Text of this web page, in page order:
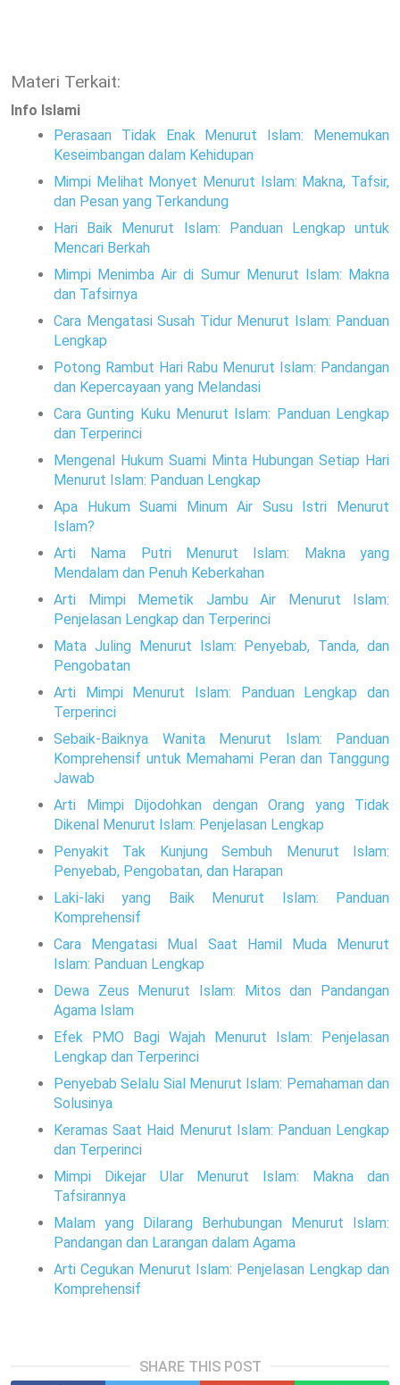
Materi Terkait:
Info Islami
Perasaan Tidak Enak Menurut Islam: Menemukan
Keseimbangan dalam Kehidupan
Mimpi Melihat Monyet Menurut Islam: Makna, Tafsir,
dan Pesan yang Terkandung
Hari Baik Menurut Islam: Panduan Lengkap untuk
Mencari Berkah
Mimpi Menimba Air di Sumur Menurut Islam: Makna
dan Tafsirnya
Cara Mengatasi Susah Tidur Menurut Islam: Panduan
Lengkap
Potong Rambut Hari Rabu Menurut Islam: Pandangan
dan Kepercayaan yang Melandasi
Cara Gunting Kuku Menurut Islam: Panduan Lengkap
dan Terperinci
Mengenal Hukum Suami Minta Hubungan Setiap Hari
Menurut Islam: Panduan Lengkap
Apa Hukum Suami Minum Air Susu Istri Menurut
Islam?
Arti Nama Putri Menurut Islam: Makna yang
Mendalam dan Penuh Keberkahan
Arti Mimpi Memetik Jambu Air Menurut Islam:
Penjelasan Lengkap dan Terperinci
Mata Juling Menurut Islam: Penyebab, Tanda, dan
Pengobatan
Arti Mimpi Menurut Islam: Panduan Lengkap dan
Terperinci
Sebaik-Baiknya Wanita Menurut Islam: Panduan
Komprehensif untuk Memahami Peran dan Tanggung
Jawab
Arti Mimpi Dijodohkan dengan Orang yang Tidak
Dikenal Menurut Islam: Penjelasan Lengkap
Penyakit Tak Kunjung Sembuh Menurut Islam:
Penyebab, Pengobatan, dan Harapan
Laki-laki yang Baik Menurut Islam: Panduan
Komprehensif
Cara Mengatasi Mual Saat Hamil Muda Menurut
Islam: Panduan Lengkap
Dewa Zeus Menurut Islam: Mitos dan Pandangan
Agama Islam
Efek PMO Bagi Wajah Menurut Islam: Penjelasan
Lengkap dan Terperinci
Penyebab Selalu Sial Menurut Islam: Pemahaman dan
Solusinya
Keramas Saat Haid Menurut Islam: Panduan Lengkap
dan Terperinci
Mimpi Dikejar Ular Menurut Islam: Makna dan
Tafsirannya
Malam yang Dilarang Berhubungan Menurut Islam:
Pandangan dan Larangan dalam Agama
Arti Cegukan Menurut Islam: Penjelasan Lengkap dan
Komprehensif
SHARE THIS POST